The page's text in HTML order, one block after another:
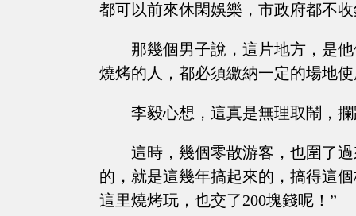
都可以前來休閑娛樂，市政府都不
那幾個男子說，這片地方，是
燒烤的人，都必須繳納一定的場地
李毅心想，這真是無理取鬧，
這時，幾個零散游客，也圍了
的，就是這幾年搞起來的，搞得這
這里燒烤玩，也交了200塊錢呢！”